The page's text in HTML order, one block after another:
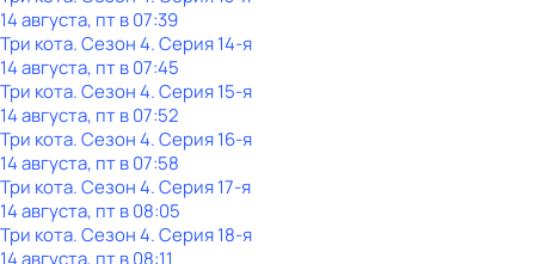
14 августа, пт в 07:39
Три кота. Сезон 4. Серия 14-я
14 августа, пт в 07:45
Три кота. Сезон 4. Серия 15-я
14 августа, пт в 07:52
Три кота. Сезон 4. Серия 16-я
14 августа, пт в 07:58
Три кота. Сезон 4. Серия 17-я
14 августа, пт в 08:05
Три кота. Сезон 4. Серия 18-я
14 августа, пт в 08:11